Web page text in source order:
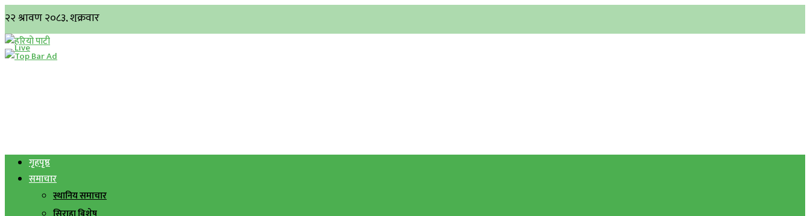
गृहपृष्ठ
समाचार
स्थानिय समाचार